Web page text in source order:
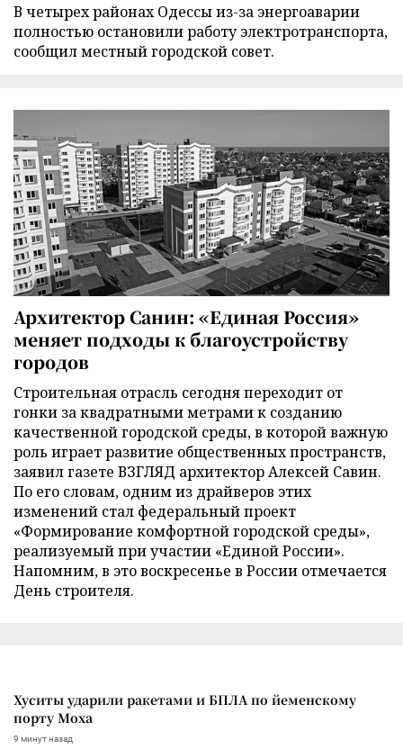
В четырех районах Одессы из-за энергоаварии
полностью остановили работу электротранспорта,
сообщил местный городской совет.
Архитектор Санин: «Единая Россия»
меняет подходы к благоустройству
городов
Строительная отрасль сегодня переходит от
гонки за квадратными метрами к созданию
качественной городской среды, в которой важную
роль играет развитие общественных пространств,
заявил газете ВЗГЛЯД архитектор Алексей Савин.
По его словам, одним из драйверов этих
изменений стал федеральный проект
«Формирование комфортной городской среды»,
реализуемый при участии «Единой России».
Напомним, в это воскресенье в России отмечается
День строителя.
Хуситы ударили ракетами и БПЛА по йеменскому
порту Моха
9 минут назад